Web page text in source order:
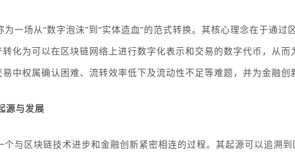
为一场从“数字泡沫”到“实体造血”的范式转换。其核心理念在于通过
化为可以在区块链网络上进行数字化表示和交易的数字代币，从
中权属确认困难、流转效率低下及流动性不足等难题，并为金融创
源与发展
个与区块链技术进步和金融创新紧密相连的过程。其起源可以追溯